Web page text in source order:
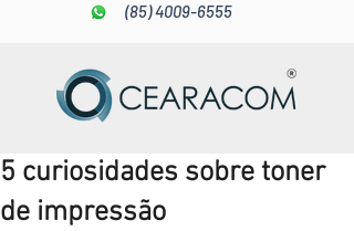
(85) 4009-6555
5 curiosidades sobre toner
de impressão